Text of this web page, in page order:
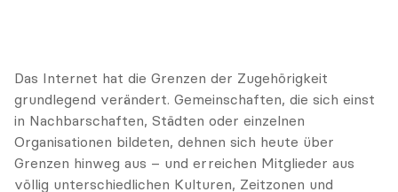
Das Internet hat die Grenzen der Zugehörigkeit
grundlegend verändert. Gemeinschaften, die sich einst
in Nachbarschaften, Städten oder einzelnen
Organisationen bildeten, dehnen sich heute über
Grenzen hinweg aus – und erreichen Mitglieder aus
völlig unterschiedlichen Kulturen, Zeitzonen und